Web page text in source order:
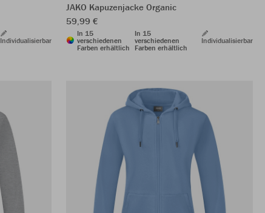
Individualisierbar
JAKO Kapuzenjacke Organic
59,99 €
In 15
verschiedenen
Farben erhältlich
In 15
verschiedenen
Farben erhältlich
Individualisierbar